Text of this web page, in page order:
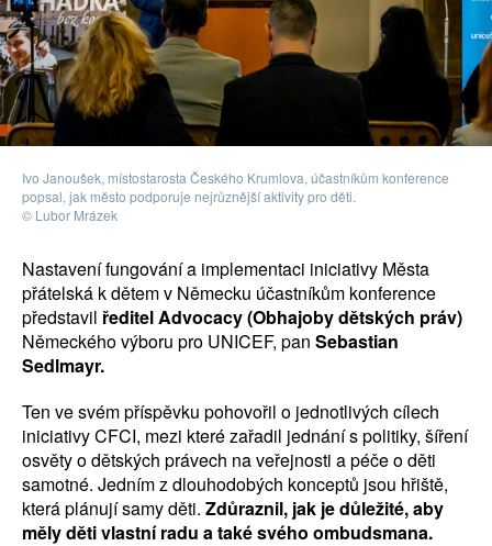
Ivo Janoušek, místostarosta Českého Krumlova, účastníkům konference
popsal, jak město podporuje nejrůznější aktivity pro děti.
© Lubor Mrázek
Nastavení fungování a implementaci iniciativy Města
přátelská k dětem v Německu účastníkům konference
představil ředitel Advocacy (Obhajoby dětských práv)
Německého výboru pro UNICEF, pan Sebastian
Sedlmayr.
Ten ve svém příspěvku pohovořil o jednotlivých cílech
iniciativy CFCI, mezi které zařadil jednání s politiky, šíření
osvěty o dětských právech na veřejnosti a péče o děti
samotné. Jedním z dlouhodobých konceptů jsou hřiště,
která plánují samy děti. Zdůraznil, jak je důležité, aby
měly děti vlastní radu a také svého ombudsmana.